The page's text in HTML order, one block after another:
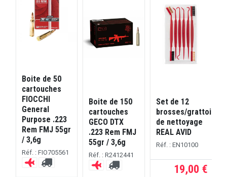
Boite de 50
cartouches
FIOCCHI
General
Purpose .223
Rem FMJ 55gr
/ 3,6g
Réf. : FIO705561
Boite de 150
cartouches
GECO DTX
.223 Rem FMJ
55gr / 3,6g
Réf. : R2412441
Set de 12
brosses/grattoirs
de nettoyage
REAL AVID
Réf. : EN10100
19,00 €